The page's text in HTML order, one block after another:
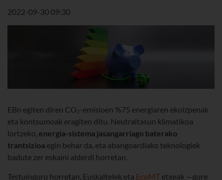
2022-09-30 09:30
EBn egiten diren CO₂-emisioen %75 energiaren ekoizpenak
eta kontsumoak eragiten ditu. Neutraltasun klimatikoa
lortzeko, energia-sistema jasangarriago baterako
trantsizioa egin behar da, eta abangoardiako teknologiek
badute zer eskaini alderdi horretan.
Testuinguru horretan, Euskaltelek eta EcoMT etxeak —gure